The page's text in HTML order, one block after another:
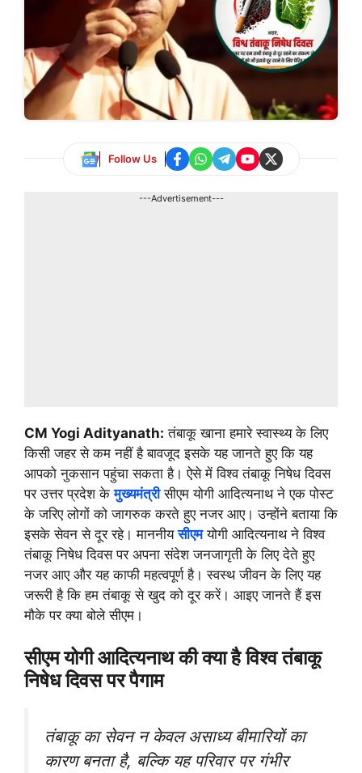
Follow Us
---Advertisement---
CM Yogi Adityanath: तंबाकू खाना हमारे स्वास्थ्य के लिए
किसी जहर से कम नहीं है बावजूद इसके यह जानते हुए कि यह
आपको नुकसान पहुंचा सकता है। ऐसे में विश्व तंबाकू निषेध दिवस
पर उत्तर प्रदेश केमुख्यमंत्री सीएम योगी आदित्यनाथ ने एक पोस्ट
के जरिए लोगों को जागरुक करते हुए नजर आए। उन्होंने बताया कि
इसके सेवन से दूर रहे। माननीयसीएम योगी आदित्यनाथ ने विश्व
तंबाकू निषेध दिवस पर अपना संदेश जनजागृती के लिए देते हुए
नजर आए और यह काफी महत्वपूर्ण है। स्वस्थ जीवन के लिए यह
जरूरी है कि हम तंबाकू से खुद को दूर करें। आइए जानते हैं इस
मौके पर क्या बोले सीएम।
सीएम योगी आदित्यनाथ की क्या है विश्व तंबाकू
निषेध दिवस पर पैगाम
तंबाकू का सेवन न केवल असाध्य बीमारियों का
कारण बनता है, बल्कि यह परिवार पर गंभीर